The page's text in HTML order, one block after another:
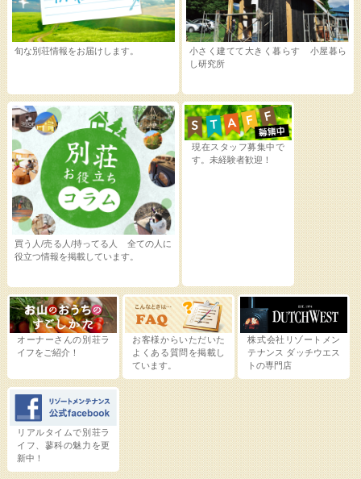
旬な別荘情報をお届けします。
買う人/売る人/持ってる人 全ての人に
役立つ情報を掲載しています。
小さく建てて大きく暮らす 小屋暮ら
し研究所
現在スタッフ募集中で
す。未経験者歓迎！
オーナーさんの別荘ラ
イフをご紹介！
お客様からいただいた
よくある質問を掲載し
ています。
株式会社リゾートメン
テナンス ダッチウエス
トの専門店
リアルタイムで別荘ラ
イフ、蓼科の魅力を更
新中！